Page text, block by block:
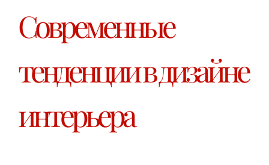
Современные
тенденции в дизайне
интерьера